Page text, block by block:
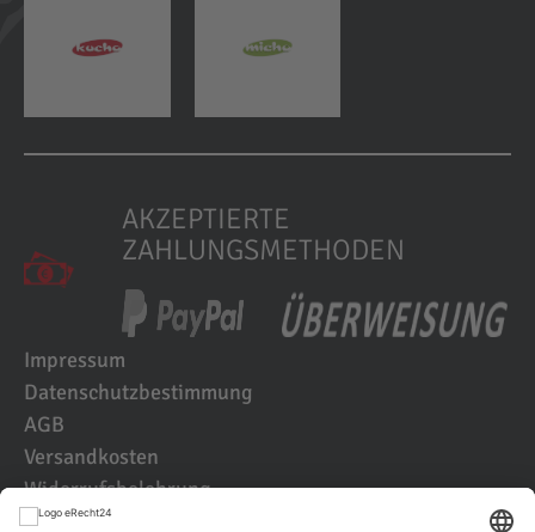
AKZEPTIERTE
ZAHLUNGSMETHODEN
Impressum
Datenschutzbestimmung
AGB
Versandkosten
Widerrufsbelehrung
Kundenbewertungen